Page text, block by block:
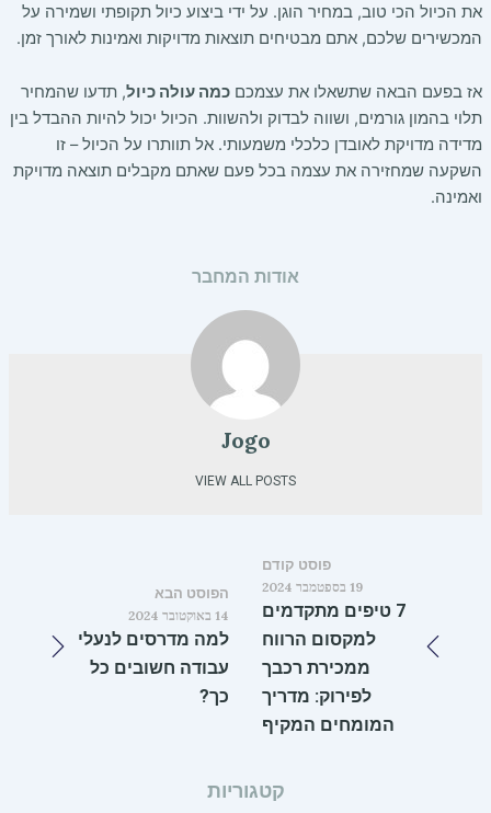
את הכיול הכי טוב, במחיר הוגן. על ידי ביצוע כיול תקופתי ושמירה על
המכשירים שלכם, אתם מבטיחים תוצאות מדויקות ואמינות לאורך זמן.
אז בפעם הבאה שתשאלו את עצמכם כמה עולה כיול, תדעו שהמחיר
תלוי בהמון גורמים, ושווה לבדוק ולהשוות. הכיול יכול להיות ההבדל בין
מדידה מדויקת לאובדן כלכלי משמעותי. אל תוותרו על הכיול – זו
השקעה שמחזירה את עצמה בכל פעם שאתם מקבלים תוצאה מדויקת
ואמינה.
אודות המחבר
Jogo
VIEW ALL POSTS
פוסט קודם
19 בספטמבר 2024
7 טיפים מתקדמים
למקסום הרווח
ממכירת רכבך
לפירוק: מדריך
המומחים המקיף
הפוסט הבא
14 באוקטובר 2024
למה מדרסים לנעלי
עבודה חשובים כל
כך?
קטגוריות